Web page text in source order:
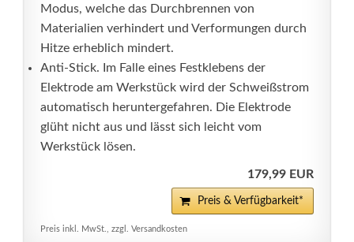
Modus, welche das Durchbrennen von
Materialien verhindert und Verformungen durch
Hitze erheblich mindert.
Anti-Stick. Im Falle eines Festklebens der
Elektrode am Werkstück wird der Schweißstrom
automatisch heruntergefahren. Die Elektrode
glüht nicht aus und lässt sich leicht vom
Werkstück lösen.
179,99 EUR
Preis & Verfügbarkeit*
Preis inkl. MwSt., zzgl. Versandkosten